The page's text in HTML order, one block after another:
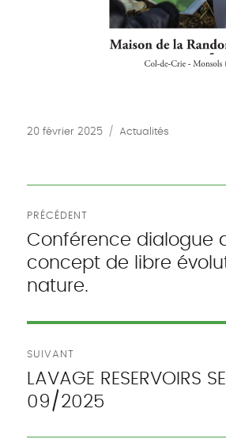
Publié
20 février 2025 Catégories
Actualités
de
l’article
PRÉCÉDENT
Publication
précédente :
Conférence dialogue
concept de libre
nature.
SUIVANT
Publication
suivante :
LAVAGE RESERVOIRS
09/2025